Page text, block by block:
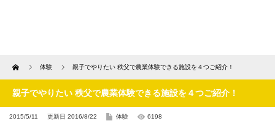
Home 体験 親子でやりたい 秩父で農業体験できる施設を４つご紹介！
親子でやりたい 秩父で農業体験できる施設を４つご紹介！
2015/5/11 更新日 2016/8/22 体験 6198